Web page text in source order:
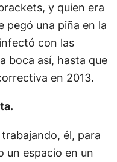
y quien era
pegó una piña en la
con las
boca así, hasta que
en 2013.
él, para
un espacio en un